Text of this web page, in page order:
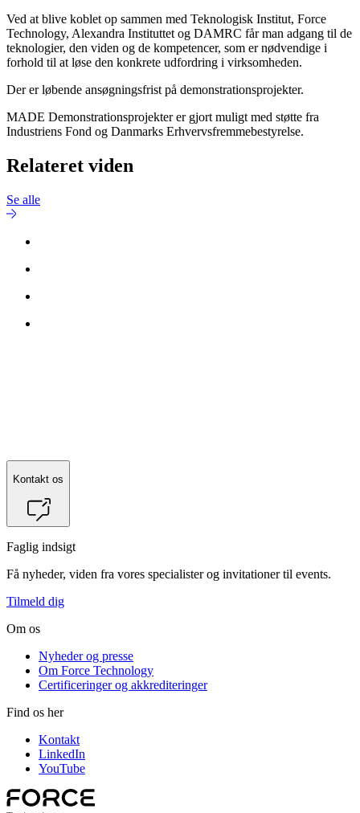
Ved at blive koblet op sammen med Teknologisk Institut, Force
Technology, Alexandra Instituttet og DAMRC får man adgang til de
teknologier, den viden og de kompetencer, som er nødvendige i
forhold til at løse den konkrete udfordring i virksomheden.
Der er løbende ansøgningsfrist på demonstrationsprojekter.
MADE Demonstrationsprojekter er gjort muligt med støtte fra
Industriens Fond og Danmarks Erhvervsfremmebestyrelse.
Relateret viden
Se alle
Kontakt os
Faglig indsigt
Få nyheder, viden fra vores specialister og invitationer til events.
Tilmeld dig
Om os
Nyheder og presse
Om Force Technology
Certificeringer og akkrediteringer
Find os her
Kontakt
LinkedIn
YouTube